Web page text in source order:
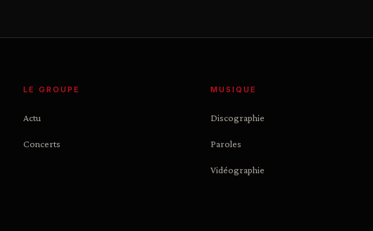
LE GROUPE
Actu
Concerts
MUSIQUE
Discographie
Paroles
Vidéographie